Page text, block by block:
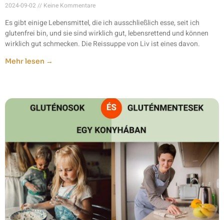
2024-09-02 Keine Kommentare
Es gibt einige Lebensmittel, die ich ausschließlich esse, seit ich
glutenfrei bin, und sie sind wirklich gut, lebensrettend und können
wirklich gut schmecken. Die Reissuppe von Liv ist eines davon.
Mehr lesen →